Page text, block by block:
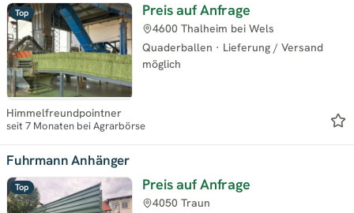
Top Preis auf Anfrage
Quaderballen · Lieferung / Versand
möglich
4600 Thalheim bei Wels
Himmelfreundpointner
seit 7 Monaten bei Agrarbörse
Top
Fuhrmann Anhänger
Preis auf Anfrage
4050 Traun